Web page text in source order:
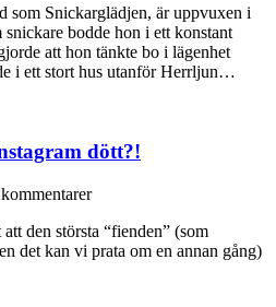
som Snickarglädjen, är uppvuxen i
bodde hon i ett konstant
att hon tänkte bo i lägenhet
i ett stort hus utanför Herrljun…
dött?!
den största “fienden” (som
det kan vi prata om en annan gång)